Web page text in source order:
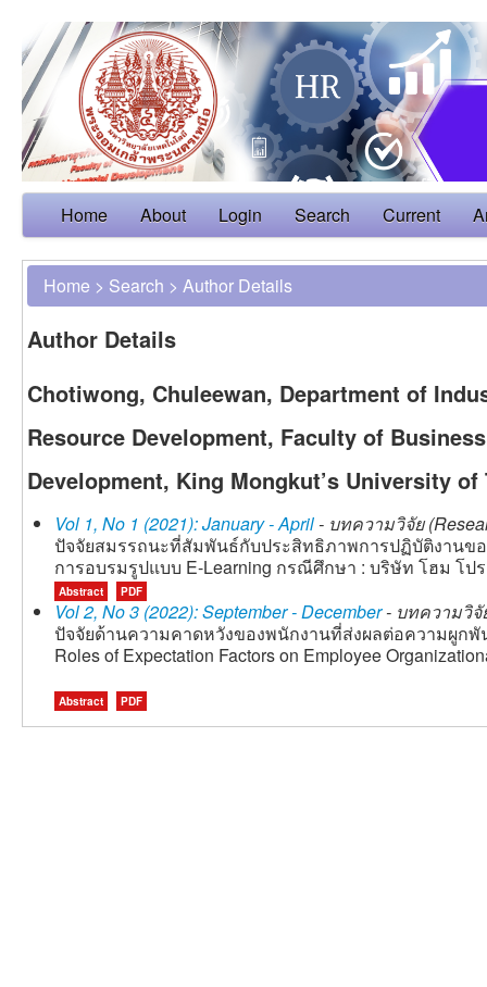
Home About Login Search Current
Home > Search > Author Details
Author Details
Chotiwong, Chuleewan, Department of
Resource Development, Faculty of
Development, King Mongkut’s University
Vol 1, No 1 (2021): January - April- บทความวิจัย
ปัจจัยสมรรถนะที่สัมพันธ์กับประสิทธิภาพการปฏิบัติงานข
การอบรมรูปแบบ E-Learning กรณีศึกษา : บริษัท โฮม โป
Abstract PDF
Vol 2, No 3 (2022): September - December- บทความวิจั
ปัจจัยด้านความคาดหวังของพนักงานที่ส่งผลต่อความผูกพั
Roles of Expectation Factors on Employee
Abstract PDF